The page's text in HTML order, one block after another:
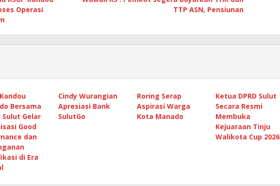
Operasi
TTP ASN, Pensiunan
Bersama
Sulut Gelar
Good
dan
di Era
Cindy Wurangian
Apresiasi Bank
SulutGo
Roring Serap
Aspirasi Warga
Kota Manado
Ketua DPRD Sulut
Secara Resmi
Membuka
Kejuaraan Tinju
Walikota Cup 2026